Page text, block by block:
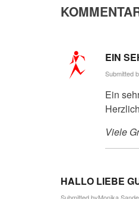
EIN
Submitted
Ein
Viele
HALLO LIEBE